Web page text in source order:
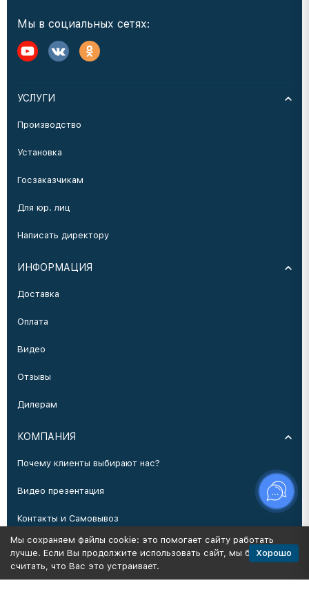
Мы в социальных сетях:
УСЛУГИ
Производство
Установка
Госзаказчикам
Для юр. лиц
Написать директору
ИНФОРМАЦИЯ
Доставка
Оплата
Видео
Отзывы
Дилерам
КОМПАНИЯ
Почему клиенты выбирают нас?
Видео презентация
Контакты и Самовывоз
Производство
Мы сохраняем файлы cookie: это помогает сайту работать
лучше. Если Вы продолжите использовать сайт, мы будем
считать, что Вас это устраивает.
Хорошо